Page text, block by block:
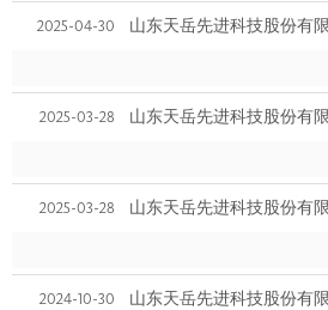
2025-04-30 山东天岳先进科技股份有
2025-03-28 山东天岳先进科技股份有
2025-03-28 山东天岳先进科技股份有
2024-10-30 山东天岳先进科技股份有